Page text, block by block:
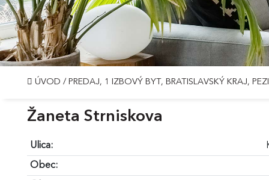
ÚVOD / PREDAJ, 1 IZBOVÝ BYT, BRATISLAVSKÝ KRAJ,
Žaneta Strniskova
Ulica:
Obec: